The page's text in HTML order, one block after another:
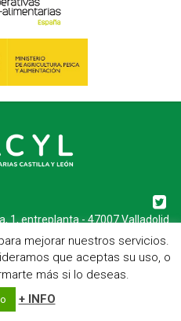
1, entreplanta - 47007 Valladolid
- Fax: 983 22 23 56 -
Aviso Legal
mejorar nuestros servicios.
que aceptas su uso, o
más si lo deseas.
+ INFO